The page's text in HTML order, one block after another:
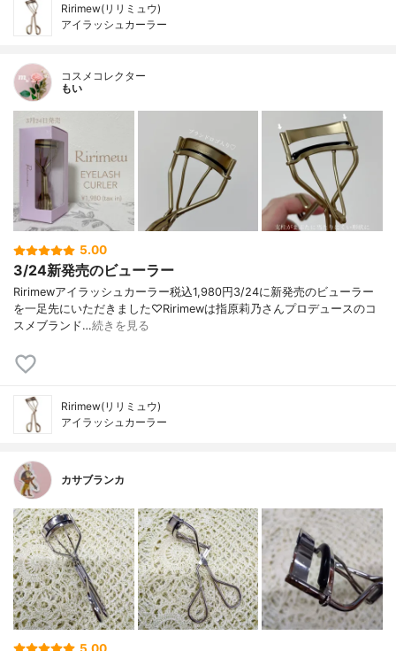
Ririmew(リリミュウ)
アイラッシュカーラー
コスメコレクター
もい
5.00
3/24新発売のビューラー
Ririmewアイラッシュカーラー税込1,980円3/24に新発売のビューラー
を一足先にいただきました♡Ririmewは指原莉乃さんプロデュースのコ
スメブランド…続きを見る
Ririmew(リリミュウ)
アイラッシュカーラー
カサブランカ